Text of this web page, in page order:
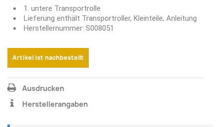
1. untere Transportrolle
Lieferung enthält Transportroller, Kleinteile, Anleitung
Herstellernummer: S008051
Artikel ist nachbestellt
Ausdrucken
Herstellerangaben